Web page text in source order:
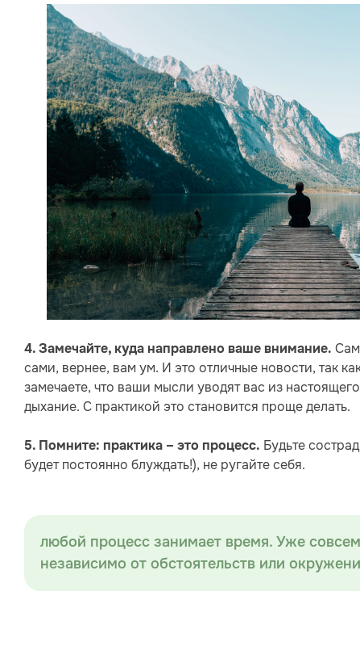
4. Замечайте, куда направлено ваше внимание.
сами, вернее, вам ум. И это отличные новости, так
замечаете, что ваши мысли уводят вас из
дыхание. С практикой это становится проще делать.
5. Помните: практика – это процесс. Будьте
будет постоянно блуждать!), не ругайте себя.
любой процесс занимает время. Уже
независимо от обстоятельств или